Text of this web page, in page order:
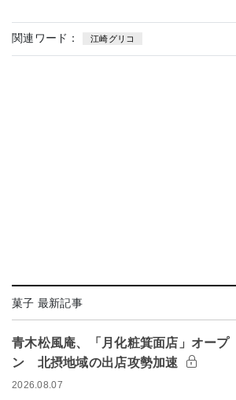
関連ワード： 江崎グリコ
菓子 最新記事
青木松風庵、「月化粧箕面店」オープ
ン 北摂地域の出店攻勢加速
2026.08.07